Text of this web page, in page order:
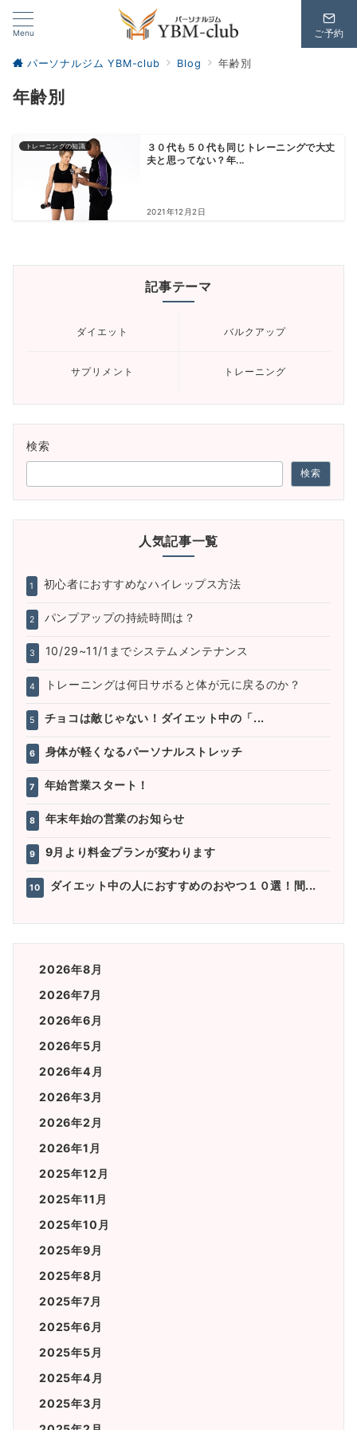
Menu ご予約
パーソナルジム YBM-club Blog 年齢別
年齢別
トレーニングの知識
３０代も５０代も同じトレーニングで大丈
夫と思ってない？年...
2021年12月2日
記事テーマ
ダイエット バルクアップ
サプリメント トレーニング
検索
検索
人気記事一覧
1 初心者におすすめなハイレップス方法
2 パンプアップの持続時間は？
3 10/29~11/1までシステムメンテナンス
4 トレーニングは何日サボると体が元に戻るのか？
5 チョコは敵じゃない！ダイエット中の「...
6 身体が軽くなるパーソナルストレッチ
7 年始営業スタート！
8 年末年始の営業のお知らせ
9 9月より料金プランが変わります
10 ダイエット中の人におすすめのおやつ１０選！間...
2026年8月
2026年7月
2026年6月
2026年5月
2026年4月
2026年3月
2026年2月
2026年1月
2025年12月
2025年11月
2025年10月
2025年9月
2025年8月
2025年7月
2025年6月
2025年5月
2025年4月
2025年3月